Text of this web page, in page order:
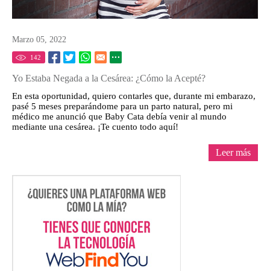
Marzo 05, 2022
142
Yo Estaba Negada a la Cesárea: ¿Cómo la Acepté?
En esta oportunidad, quiero contarles que, durante mi embarazo,
pasé 5 meses preparándome para un parto natural, pero mi
médico me anunció que Baby Cata debía venir al mundo
mediante una cesárea. ¡Te cuento todo aquí!
Leer más